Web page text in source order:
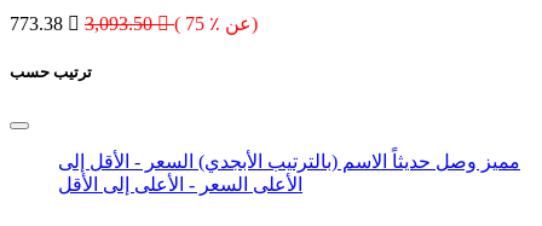
773.38  3,093.50 ( 75 ٪ عن)
ترتيب حسب
مميز وصل حديثاً الاسم (بالترتيب الأبجدي) السعر - الأقل إلى
الأعلى السعر - الأعلى إلى الأقل